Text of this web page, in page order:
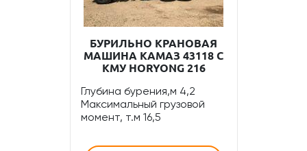
БУРИЛЬНО КРАНОВАЯ
МАШИНА КАМАЗ 43118 С
КМУ HORYONG 216
Глубина бурения,м 4,2
Максимальный грузовой
момент, т.м 16,5